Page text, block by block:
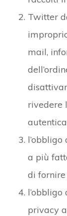
Twitter
mail,
rivedere
a più
di
privacy